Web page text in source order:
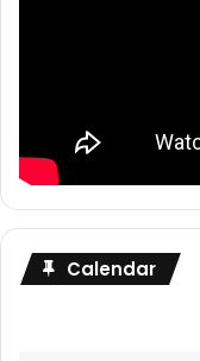
Calendar